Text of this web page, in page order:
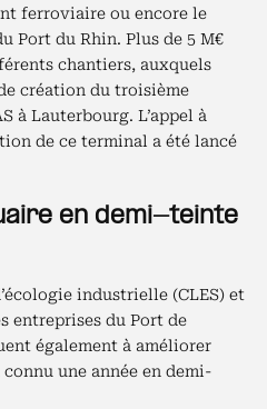
ferroviaire ou encore le
Port du Rhin. Plus de 5 M€
chantiers, auxquels
création du troisième
à Lauterbourg. L’appel à
de ce terminal a été lancé
en demi-teinte
industrielle (CLES) et
entreprises du Port de
également à améliorer
une année en demi-